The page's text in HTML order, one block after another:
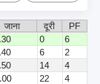
जाना दूरी
PF
0
6
6
2
14
4
22
4